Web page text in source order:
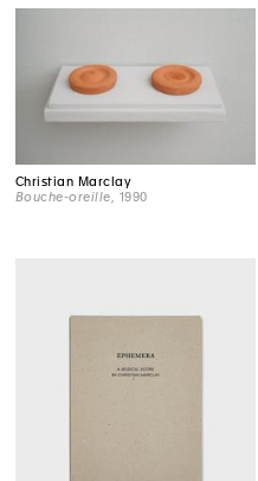
Christian Marclay
Bouche-oreille, 1990